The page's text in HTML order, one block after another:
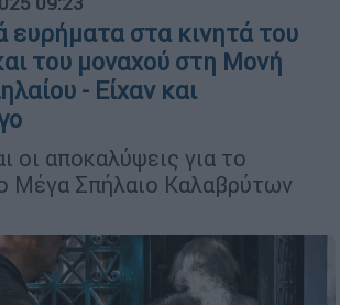
ευρήματα στα κινητά του
του μοναχού στη Μονή
- Είχαν και
οι αποκαλύψεις για το
Μέγα Σπήλαιο Καλαβρύτων